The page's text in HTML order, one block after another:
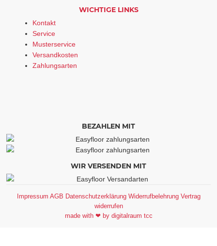
WICHTIGE LINKS
Kontakt
Service
Musterservice
Versandkosten
Zahlungsarten
BEZAHLEN MIT
WIR VERSENDEN MIT
Impressum AGB Datenschutzerklärung Widerrufbelehrung Vertrag
widerrufen
made with ❤ by digitalraum tcc